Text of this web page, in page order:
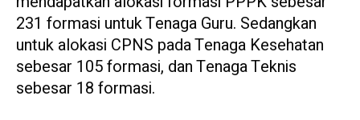
231 formasi untuk Tenaga Guru. Sedangkan
untuk alokasi CPNS pada Tenaga Kesehatan
sebesar 105 formasi, dan Tenaga Teknis
sebesar 18 formasi.